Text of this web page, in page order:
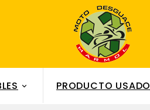
 PRODUCTO USADO